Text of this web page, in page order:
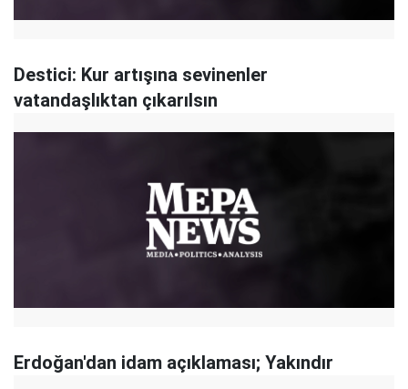
Destici: Kur artışına sevinenler
vatandaşlıktan çıkarılsın
Erdoğan'dan idam açıklaması; Yakındır